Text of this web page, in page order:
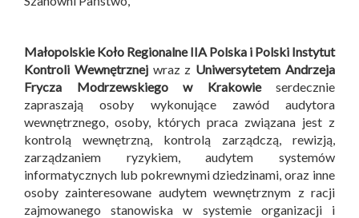
Małopolskie Koło Regionalne IIA Polska i Polski Instytut
Kontroli Wewnętrznejwraz z Uniwersytetem Andrzeja
Frycza Modrzewskiego w Krakowieserdecznie
zapraszają osoby wykonujące zawód audytora
wewnętrznego, osoby, których praca związana jest z
kontrolą wewnętrzną, kontrolą zarządczą, rewizją,
zarządzaniem ryzykiem, audytem systemów
informatycznych lub pokrewnymi dziedzinami, oraz inne
osoby zainteresowane audytem wewnętrznym z racji
zajmowanego stanowiska w systemie organizacji i